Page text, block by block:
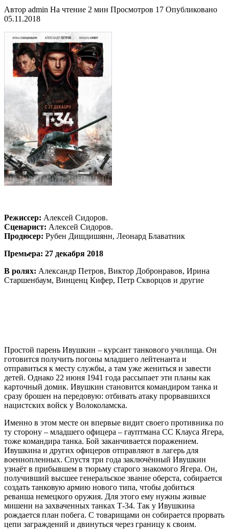
Автор admin На чтение 2 мин Просмотров 17 Опубликовано
05.11.2018
Режиссер: Алексей Сидоров.
Сценарист: Алексей Сидоров.
Продюсер: Рубен Дишдишянн, Леонард Блаватник
Премьера: 27 декабря 2018
В ролях: Александр Петров, Виктор Добронравов, Ирина
Старшенбаум, Винценц Кифер, Петр Скворцов и другие
Простой парень Ивушкин – курсант танкового училища. Он
готовится получить погоны младшего лейтенанта и
отправиться к месту службы, а там уже жениться и завести
детей. Однако 22 июня 1941 года рассыпает эти планы как
карточный домик. Ивушкин становится командиром танка и
сразу брошен на передовую: отбивать атаку прорвавшихся
нацистских войск у Волоколамска.
Именно в этом месте он впервые видит своего противника по
ту сторону – младшего офицера – гауптмана СС Клауса Ягера,
тоже командира танка. Бой заканчивается поражением.
Ивушкина и других офицеров отправляют в лагерь для
военнопленных. Спустя три года заключённый Ивушкин
узнаёт в прибывшем в тюрьму старого знакомого Ягера. Он,
получивший высшее генеральское звание оберста, собирается
создать танковую армию нового типа, чтобы добиться
реванша немецкого оружия. Для этого ему нужны живые
мишени на захваченных танках Т-34. Так у Ивушкина
рождается план побега. С товарищами он собирается прорвать
цепи заграждений и двинуться через границу к своим.